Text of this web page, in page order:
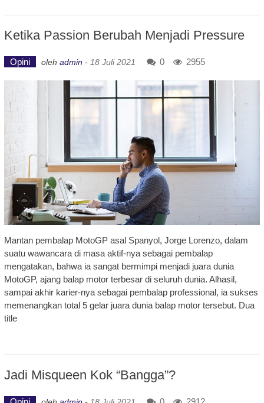
Ketika Passion Berubah Menjadi Pressure
Opini oleh admin - 18 Juli 2021 0 2955
Mantan pembalap MotoGP asal Spanyol, Jorge Lorenzo, dalam
suatu wawancara di masa aktif-nya sebagai pembalap
mengatakan, bahwa ia sangat bermimpi menjadi juara dunia
MotoGP, ajang balap motor terbesar di seluruh dunia. Alhasil,
sampai akhir karier-nya sebagai pembalap professional, ia sukses
memenangkan total 5 gelar juara dunia balap motor tersebut. Dua
title
Jadi Misqueen Kok “Bangga”?